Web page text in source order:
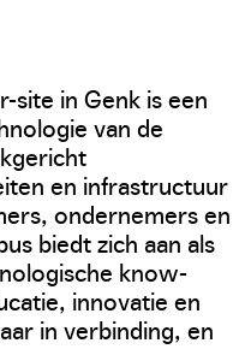
site in Genk is een
van de
en infrastructuur
ondernemers en
biedt zich aan als
know-
innovatie en
in verbinding, en